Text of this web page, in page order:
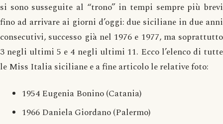
si sono susseguite al “trono” in tempi sempre più brevi
fino ad arrivare ai giorni d’oggi: due siciliane in due anni
consecutivi, successo già nel 1976 e 1977, ma soprattutto
3 negli ultimi 5 e 4 negli ultimi 11. Ecco l’elenco di tutte
le Miss Italia siciliane e a fine articolo le relative foto:
1954 Eugenia Bonino (Catania)
1966 Daniela Giordano (Palermo)